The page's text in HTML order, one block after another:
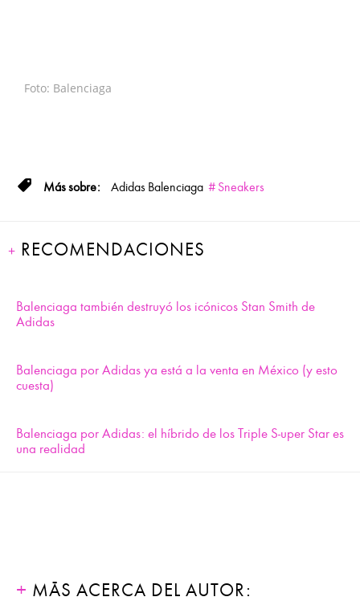
Foto: Balenciaga
Adidas Balenciaga Sneakers
RECOMENDACIONES
Balenciaga también destruyó los icónicos Stan Smith de
Adidas
Balenciaga por Adidas ya está a la venta en México (y esto
cuesta)
Balenciaga por Adidas: el híbrido de los Triple S-uper Star es
una realidad
MÁS ACERCA DEL AUTOR: